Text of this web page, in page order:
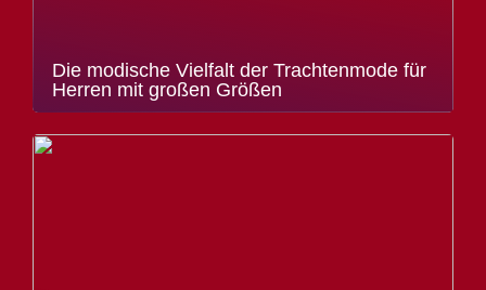
Die modische Vielfalt der Trachtenmode für
Herren mit großen Größen